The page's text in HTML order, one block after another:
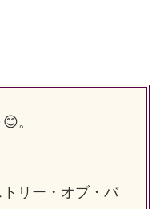
。
リー・オブ・バ